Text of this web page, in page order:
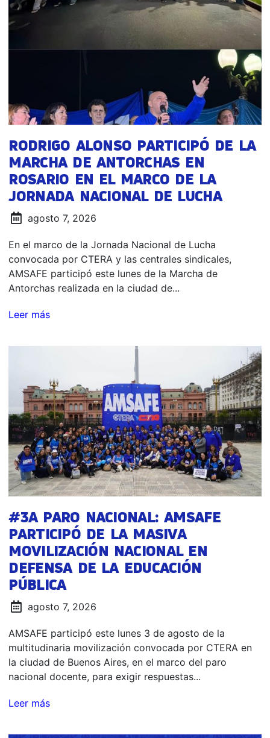
RODRIGO ALONSO PARTICIPÓ DE LA
MARCHA DE ANTORCHAS EN
ROSARIO EN EL MARCO DE LA
JORNADA NACIONAL DE LUCHA
agosto 7, 2026
En el marco de la Jornada Nacional de Lucha
convocada por CTERA y las centrales sindicales,
AMSAFE participó este lunes de la Marcha de
Antorchas realizada en la ciudad de...
Leer más
#3A PARO NACIONAL: AMSAFE
PARTICIPÓ DE LA MASIVA
MOVILIZACIÓN NACIONAL EN
DEFENSA DE LA EDUCACIÓN
PÚBLICA
agosto 7, 2026
AMSAFE participó este lunes 3 de agosto de la
multitudinaria movilización convocada por CTERA en
la ciudad de Buenos Aires, en el marco del paro
nacional docente, para exigir respuestas...
Leer más